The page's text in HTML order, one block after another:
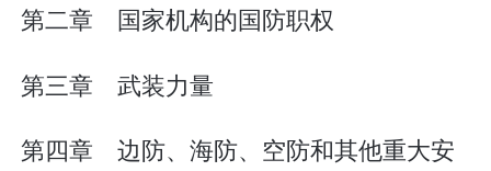
第二章 国家机构的国防职权
第三章 武装力量
第四章 边防、海防、空防和其他重大安